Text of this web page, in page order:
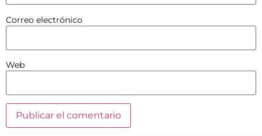
Correo electrónico
Web